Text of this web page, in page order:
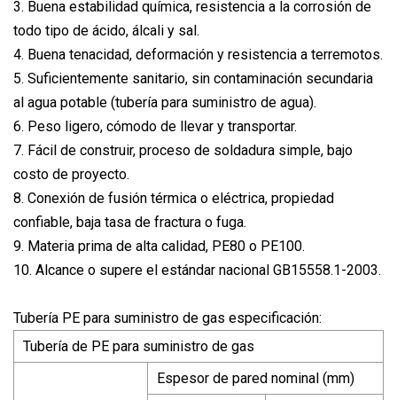
3. Buena estabilidad química, resistencia a la corrosión de
todo tipo de ácido, álcali y sal.
4. Buena tenacidad, deformación y resistencia a terremotos.
5. Suficientemente sanitario, sin contaminación secundaria
al agua potable (tubería para suministro de agua).
6. Peso ligero, cómodo de llevar y transportar.
7. Fácil de construir, proceso de soldadura simple, bajo
costo de proyecto.
8. Conexión de fusión térmica o eléctrica, propiedad
confiable, baja tasa de fractura o fuga.
9. Materia prima de alta calidad, PE80 o PE100.
10. Alcance o supere el estándar nacional GB15558.1-2003.
Tubería PE para suministro de gas especificación:
Tubería de PE para suministro de gas
Espesor de pared nominal (mm)